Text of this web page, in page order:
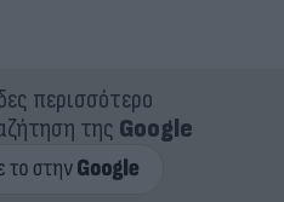
περισσότερο
της Google